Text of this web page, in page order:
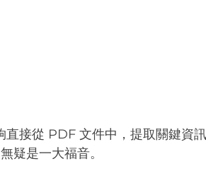
接從 PDF 文件中，提取關鍵資訊
疑是一大福音。